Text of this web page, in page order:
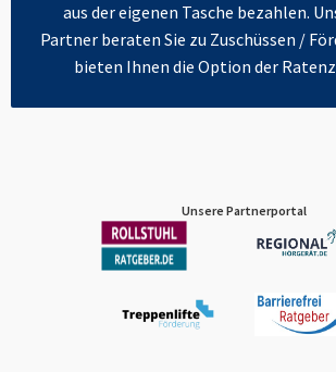
aus der eigenen Tasche bezahlen.
Partner beraten Sie zu Zuschüssen /
bieten Ihnen die Option der
Unsere Partnerportal